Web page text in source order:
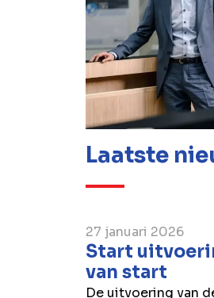
Laatste
27 januari 2026
Start
van start
De uitvoering van